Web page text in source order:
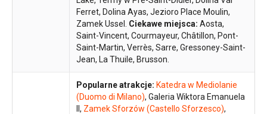
Ferret, Dolina Ayas, Jezioro Place Moulin,
Zamek Ussel. Ciekawe miejsca: Aosta,
Saint-Vincent, Courmayeur, Châtillon, Pont-
Saint-Martin, Verrès, Sarre, Gressoney-Saint-
Jean, La Thuile, Brusson.
Popularne atrakcje: Katedra w Mediolanie
(Duomo di Milano), Galeria Wiktora Emanuela
II, Zamek Sforzów (Castello Sforzesco),